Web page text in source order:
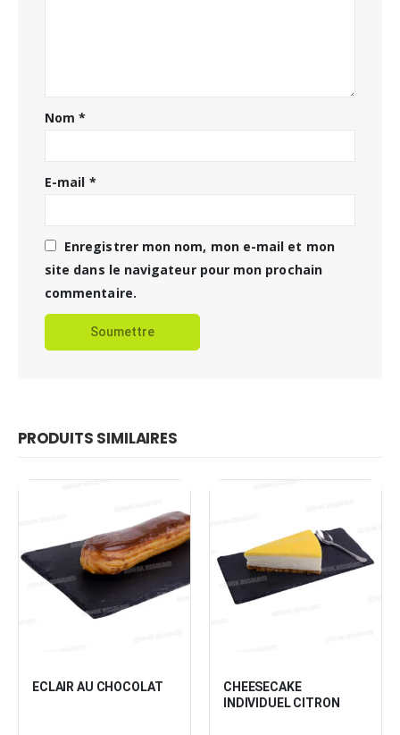
Nom*
E-mail *
Enregistrer mon nom, mon e-mail et mon
site dans le navigateur pour mon prochain
commentaire.
PRODUITS SIMILAIRES
ECLAIR AU CHOCOLAT
CHEESECAKE
INDIVIDUEL CITRON